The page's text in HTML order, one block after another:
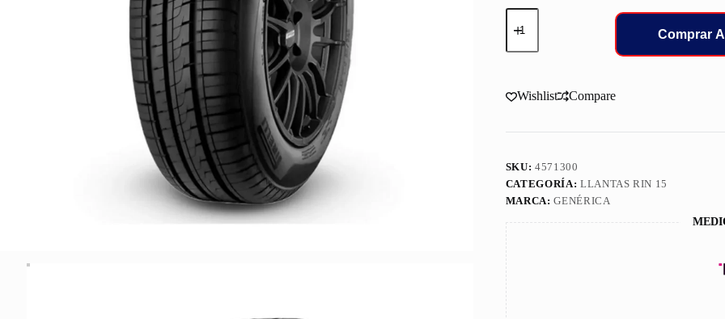
195/55/15
LLANT
85H
Comprar
Wishlist Compare
SKU:4571300
CATEGORÍA: LLANTAS RIN 15
MARCA:GENÉRICA